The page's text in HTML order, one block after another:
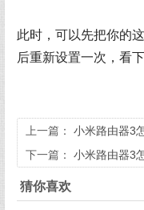
此时，可以先把你的
后重新设置一次，看
上一篇： 小米路由器3
下一篇： 小米路由器3
猜你喜欢